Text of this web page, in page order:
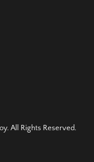
All Rights Reserved.